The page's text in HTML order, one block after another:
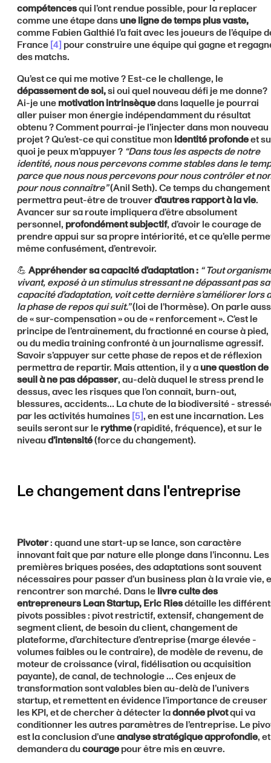
compétencesqui l’ont rendue possible, pour la replacer
comme une étape dansune ligne de temps plus vaste,
comme Fabien Galthié l’a fait avec les joueurs de l’équipe
France[4] pour construire une équipe qui gagne et
des matchs.
Qu’est ce qui me motive ? Est-ce le challenge, le
dépassement de soi,si oui quel nouveau défi je me donne?
Ai-je unemotivation intrinsèquedans laquelle je pourrai
aller puiser mon énergie indépendamment du résultat
obtenu ? Comment pourrai-je l’injecter dans mon nouveau
projet ? Qu’est-ce qui constitue monidentité profondeet
quoi je peux m’appuyer ? “Dans tous les aspects de notre
identité, nous nous percevons comme stables dans le
parce que nous nous percevons pour nous contrôler et
pour nous connaître”(Anil Seth). Ce temps du changement
permettra peut-être de trouverd'autres rapport à la vie.
Avancer sur sa route impliquera d’être absolument
personnel, profondément subjectif, d’avoir le courage de
prendre appui sur sa propre intériorité, et ce qu’elle
même confusément, d’entrevoir.
💪 Appréhender sa capacité d’adaptation : “ Tout
vivant, exposé à un stimulus stressant ne dépassant pas sa
capacité d’adaptation, voit cette dernière s’améliorer lors
la phase de repos qui suit.”(loi de l’hormèse). On parle
de « sur-compensation » ou de « renforcement ». C’est le
principe de l’entraînement, du fractionné en course à pied,
ou du media training confronté à un journalisme agressif.
Savoir s’appuyer sur cette phase de repos et de réflexion
permettra de repartir. Mais attention, il y aune question de
seuil à ne pas dépasser, au-delà duquel le stress prend le
dessus, avec les risques que l’on connaît, burn-out,
blessures, accidents… La chute de la biodiversité -
par les activités humaines[5], en est une incarnation. Les
seuils seront sur lerythme(rapidité, fréquence), et sur le
niveaud’intensité(force du changement).
Le changement dans l'entreprise
Pivoter: quand une start-up se lance, son caractère
innovant fait que par nature elle plonge dans l’inconnu. Les
premières briques posées, des adaptations sont souvent
nécessaires pour passer d’un business plan à la vraie vie,
rencontrer son marché. Dans lelivre culte des
entrepreneurs Lean Startup, Eric Riesdétaille les
pivots possibles : pivot restrictif, extensif, changement de
segment client, de besoin du client, changement de
plateforme, d’architecture d’entreprise (marge élevée -
volumes faibles ou le contraire), de modèle de revenu, de
moteur de croissance (viral, fidélisation ou acquisition
payante), de canal, de technologie … Ces enjeux de
transformation sont valables bien au-delà de l’univers
startup, et remettent en évidence l’importance de creuser
les KPI, et de chercher à détecter ladonnée pivotqui va
conditionner les autres paramètres de l’entreprise. Le
est la conclusion d’uneanalyse stratégique approfondie, et
demandera ducouragepour être mis en œuvre.